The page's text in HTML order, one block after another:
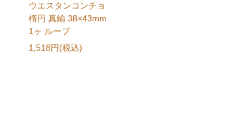
ウエスタンコンチョ
楕円 真鍮 38×43mm
1ヶ ループ
1,518円(税込)